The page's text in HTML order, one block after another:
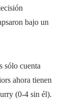
bajo un
sólo cuenta
ahora tienen
(0-4 sin él).